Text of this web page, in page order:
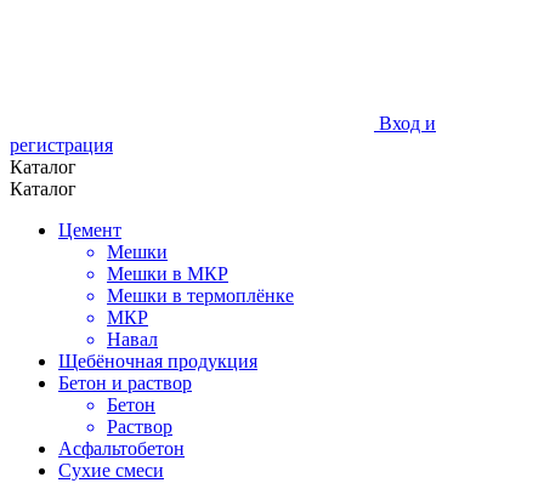
Вход и
регистрация
Каталог
Каталог
Цемент
Мешки
Мешки в МКР
Мешки в термоплёнке
МКР
Навал
Щебёночная продукция
Бетон и раствор
Бетон
Раствор
Асфальтобетон
Сухие смеси